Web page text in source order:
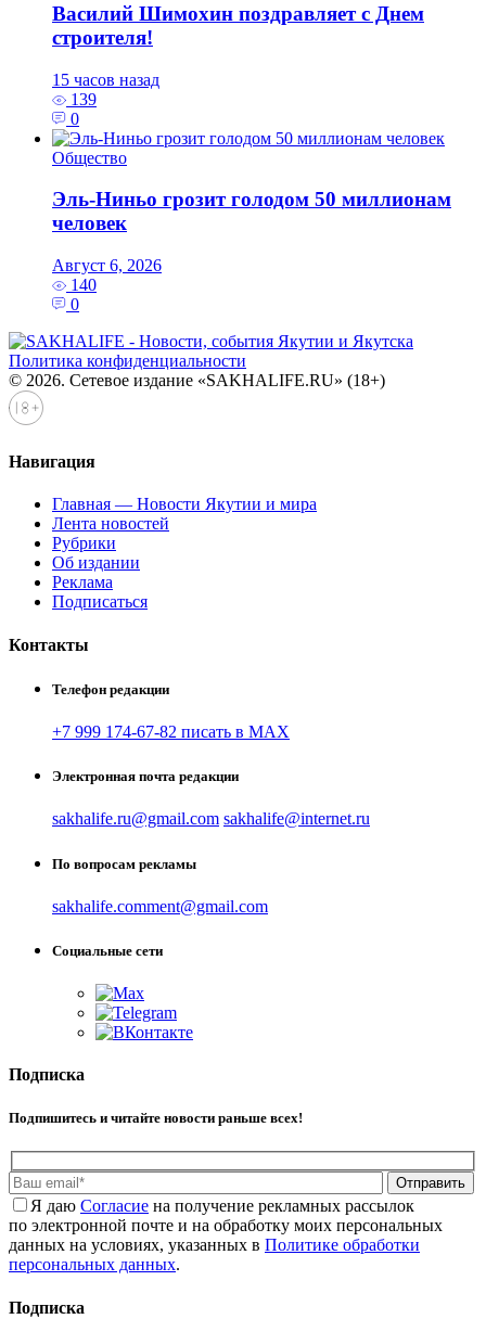
Василий Шимохин поздравляет с Днем
строителя!
15 часов назад
139
0
Общество
Эль‑Ниньо грозит голодом 50 миллионам
человек
Август 6, 2026
140
0
Политика конфиденциальности
© 2026. Сетевое издание «SAKHALIFE.RU» (18+)
Навигация
Главная — Новости Якутии и мира
Лента новостей
Рубрики
Об издании
Реклама
Подписаться
Контакты
Телефон редакции
+7 999 174-67-82 писать в MAX
Электронная почта редакции
sakhalife.ru@gmail.com sakhalife@internet.ru
По вопросам рекламы
sakhalife.comment@gmail.com
Социальные сети
Подписка
Подпишитесь и читайте новости раньше всех!
Отправить
Я даю Cогласие на получение рекламных рассылок
по электронной почте и на обработку моих персональных
данных на условиях, указанных в Политике обработки
персональных данных.
Подписка